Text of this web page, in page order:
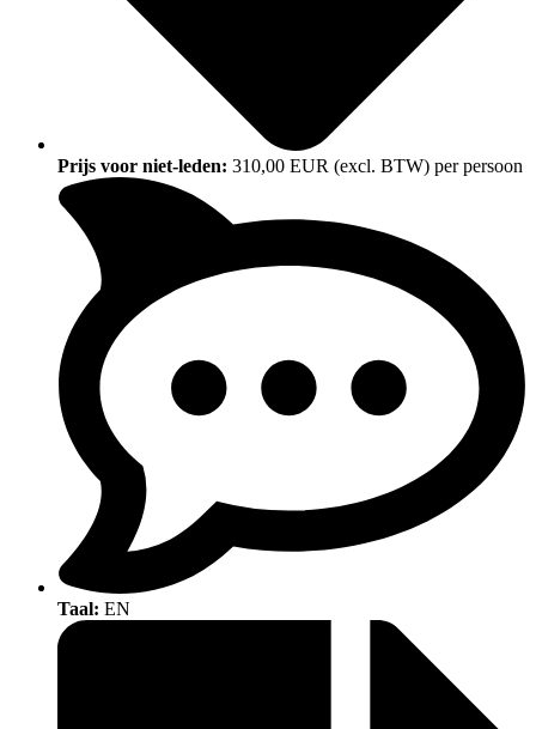
Prijs voor niet-leden: 310,00 EUR (excl. BTW) per persoon
Taal: EN